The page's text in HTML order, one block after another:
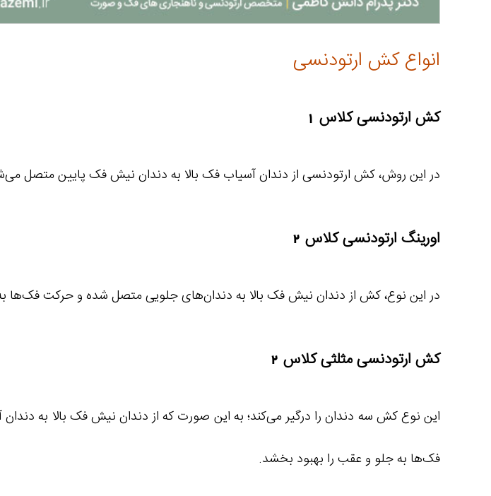
انواع کش ارتودنسی
کش ارتودنسی کلاس 1
در این روش، کش ارتودنسی از دندان آسیاب فک بالا به دندان نیش فک پایین متصل
اورینگ ارتودنسی کلاس 2
در این نوع، کش از دندان نیش فک بالا به دندان‌های جلویی متصل شده و حرکت
کش ارتودنسی مثلثی کلاس 2
این نوع کش سه دندان را درگیر می‌کند؛ به این صورت که از دندان نیش فک بالا به
فک‌ها به جلو و عقب را بهبود بخشد.